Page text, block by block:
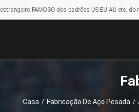
FAMOSO dos padrões US-EU-AU etc. do
Casa / Fabricação De Aço Pesada /